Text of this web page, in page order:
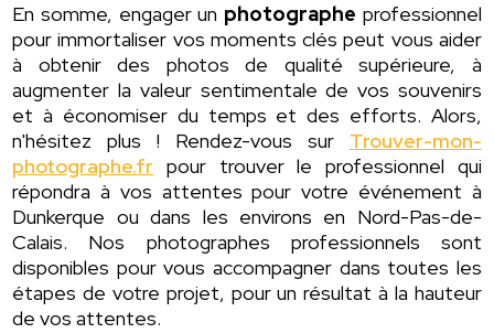
En somme, engager un photographe professionnel
pour immortaliser vos moments clés peut vous aider
à obtenir des photos de qualité supérieure, à
augmenter la valeur sentimentale de vos souvenirs
et à économiser du temps et des efforts. Alors,
n'hésitez plus ! Rendez-vous sur Trouver-mon-
photographe.fr pour trouver le professionnel qui
répondra à vos attentes pour votre événement à
Dunkerque ou dans les environs en Nord-Pas-de-
Calais. Nos photographes professionnels sont
disponibles pour vous accompagner dans toutes les
étapes de votre projet, pour un résultat à la hauteur
de vos attentes.